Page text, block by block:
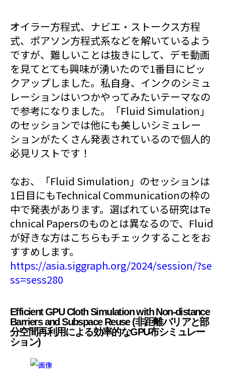
オイラー方程式、ナビエ・ストークス方程
式、ポアソン方程式系などを解いているよう
ですが、難しいことは抜きにして、デモ動画
を見てとても興味が湧いたので1番目にピッ
クアップしました。私自身、インクのシミュ
レーションはいつかやってみたいテーマなの
で参考になりました。「Fluid Simulation」
のセッションでは他にも美しいシミュレー
ションがたくさん発表されているので個人的
必見リストです！
なお、「Fluid Simulation」のセッションは
1日目にもTechnical Communicationの枠の
中で発表があります。選ばれている研究はTe
chnical Papersのものとは異なるので、Fluid
が好きな方はこちらもチェックすることをお
すすめします。
https://asia.siggraph.org/2024/session/?se
ss=sess280
Efficient GPU Cloth Simulation with Non-distance
Barriers and Subspace Reuse (非距離バリアと部
分空間再利用による効率的なGPU布シミュレー
ション)